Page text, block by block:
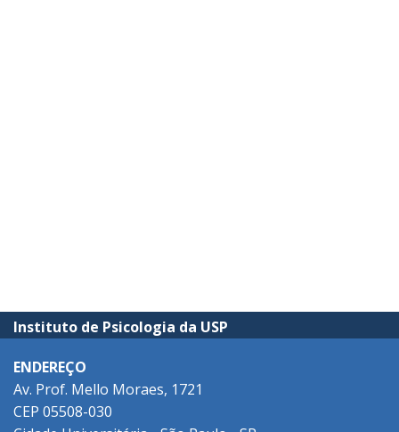
Instituto de Psicologia da USP
ENDEREÇO
Av. Prof. Mello Moraes, 1721
CEP 05508-030